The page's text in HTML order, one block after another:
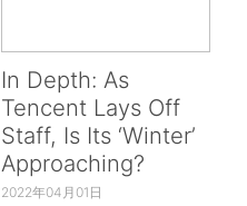
In Depth: As
Tencent Lays Off
Staff, Is Its ‘Winter’
Approaching?
2022年04月01日